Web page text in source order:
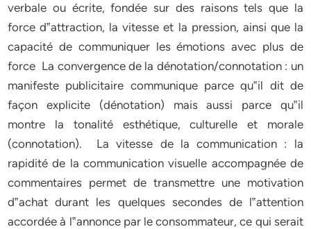
verbale ou écrite, fondée sur des raisons tels que la
force d‟attraction, la vitesse et la pression, ainsi que la
capacité de communiquer les émotions avec plus de
force La convergence de la dénotation/connotation : un
manifeste publicitaire communique parce qu‟il dit de
façon explicite (dénotation) mais aussi parce qu‟il
montre la tonalité esthétique, culturelle et morale
(connotation). La vitesse de la communication : la
rapidité de la communication visuelle accompagnée de
commentaires permet de transmettre une motivation
d‟achat durant les quelques secondes de l‟attention
accordée à l‟annonce par le consommateur, ce qui serait